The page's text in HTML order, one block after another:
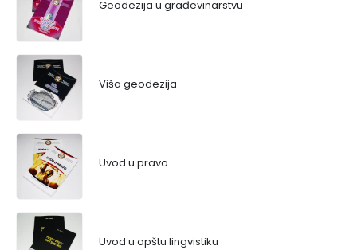
Geodezija u građevinarstvu
Viša geodezija
Uvod u pravo
Uvod u opštu lingvistiku